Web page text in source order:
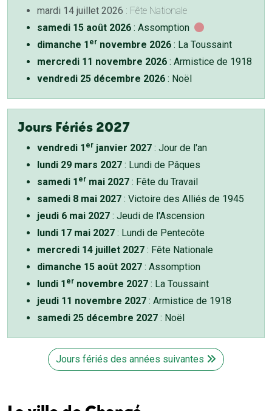
mardi 14 juillet 2026 : Fête Nationale
samedi 15 août 2026 : Assomption
dimanche 1 er novembre 2026 : La Toussaint
mercredi 11 novembre 2026 : Armistice de 1918
vendredi 25 décembre 2026 : Noël
Jours Fériés 2027
vendredi 1 er janvier 2027 : Jour de l'an
lundi 29 mars 2027 : Lundi de Pâques
samedi 1 er mai 2027 : Fête du Travail
samedi 8 mai 2027 : Victoire des Alliés de 1945
jeudi 6 mai 2027 : Jeudi de l'Ascension
lundi 17 mai 2027 : Lundi de Pentecôte
mercredi 14 juillet 2027 : Fête Nationale
dimanche 15 août 2027 : Assomption
lundi 1 er novembre 2027 : La Toussaint
jeudi 11 novembre 2027 : Armistice de 1918
samedi 25 décembre 2027 : Noël
Jours fériés des années suivantes